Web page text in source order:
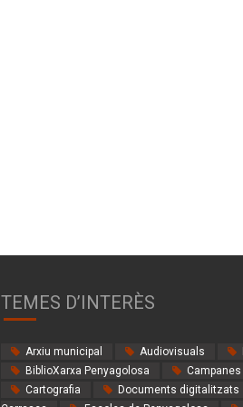
TEMES D’INTERÈS
Arxiu municipal Audiovisuals
BiblioXarxa Penyagolosa
Campanes
Cartografia
Documents digitalitzats